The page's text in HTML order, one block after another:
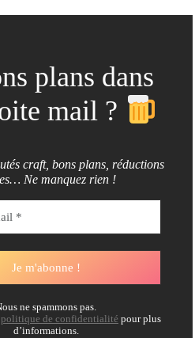
plans dans
mail ?
craft, bons plans, réductions
Ne manquez rien !
ne spammons pas.
politique de confidentialité pour plus
d’informations.